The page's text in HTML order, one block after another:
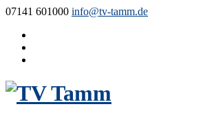
07141 601000 info@tv-tamm.de